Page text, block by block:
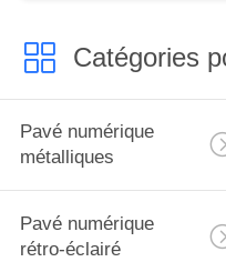
Catégories
Pavé numérique
métalliques
Pavé numérique
rétro-éclairé